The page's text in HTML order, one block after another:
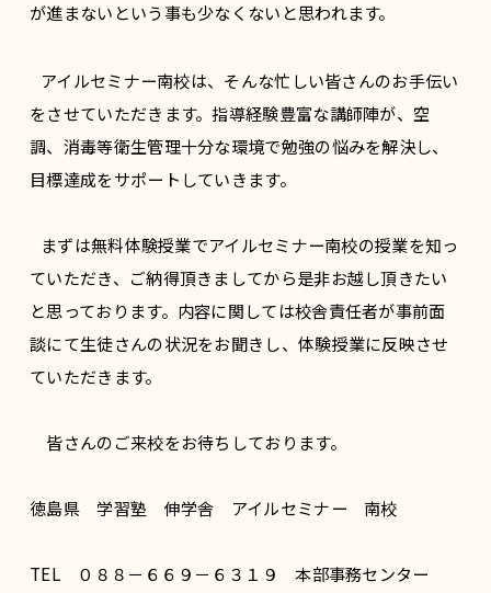
が進まないという事も少なくないと思われます。
アイルセミナー南校は、そんな忙しい皆さんのお手伝い
をさせていただきます。指導経験豊富な講師陣が、空
調、消毒等衛生管理十分な環境で勉強の悩みを解決し、
目標達成をサポートしていきます。
まずは無料体験授業でアイルセミナー南校の授業を知っ
ていただき、ご納得頂きましてから是非お越し頂きたい
と思っております。内容に関しては校舎責任者が事前面
談にて生徒さんの状況をお聞きし、体験授業に反映させ
ていただきます。
皆さんのご来校をお待ちしております。
徳島県 学習塾 伸学舎 アイルセミナー 南校
TEL ０８８－６６９－６３１９ 本部事務センター